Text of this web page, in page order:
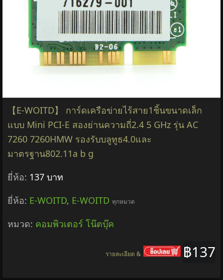
【E-WOITD】 การ์ดเครือข่ายไร้สาย1ชิ้นขนาดเล็ก
แบบ Mini PCI-E สองย่านความถี่2.4 5 GHz รุ่น AC
7260 7260HMW รองรับบลูทูธ4.0และ
มาตรฐาน802.11a b g
ยี่ห้อ: 137 บาท
ยี่ห้อ: E-WOITD, E-WOITD ทุกหมวด
หมวด: คอมพิวเตอร์ โน๊ตบุ๊ค
฿137
รายละเอียด &